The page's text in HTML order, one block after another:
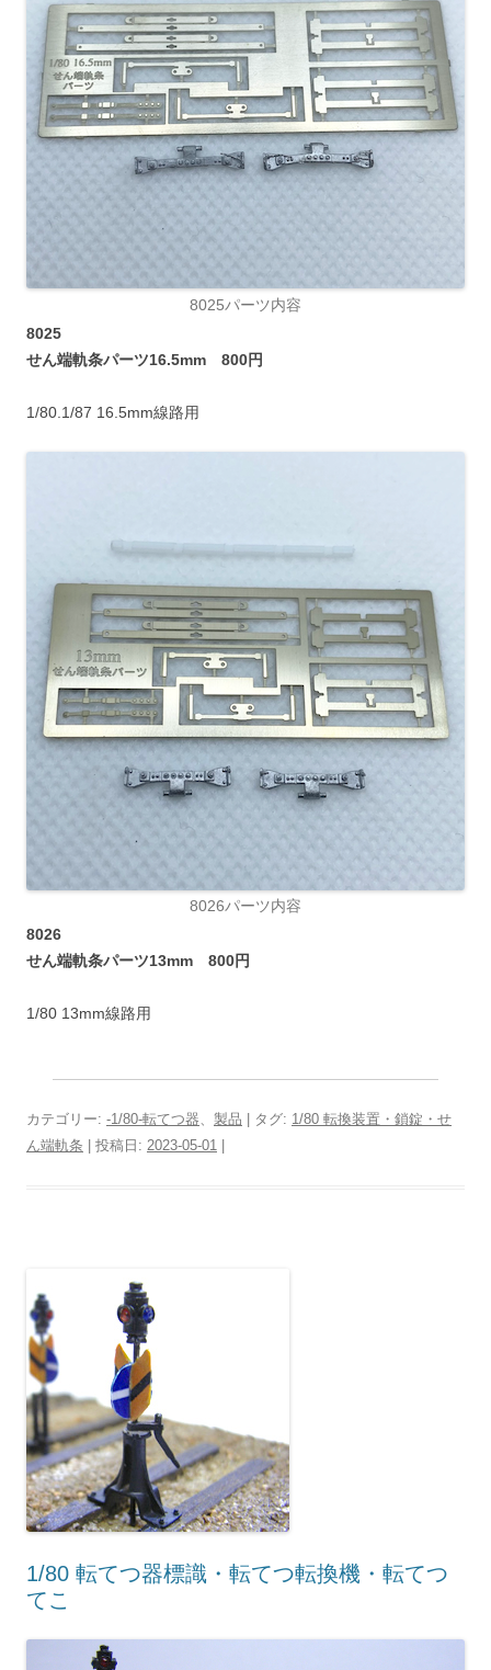
8025パーツ内容
8025
せん端軌条パーツ16.5mm 800円
1/80.1/87 16.5mm線路用
8026パーツ内容
8026
せん端軌条パーツ13mm 800円
1/80 13mm線路用
カテゴリー: -1/80-転てつ器、 製品 | タグ: 1/80 転換装置・鎖錠・せ
ん端軌条 | 投稿日: 2023-05-01
1/80 転てつ器標識・転てつ転換機・転てつ
てこ